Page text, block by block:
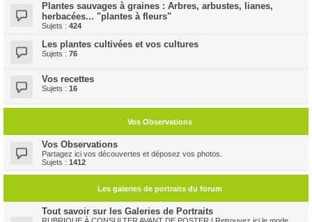
Plantes sauvages à graines : Arbres, arbustes, lianes,
herbacées... "plantes à fleurs"
Sujets : 424
Les plantes cultivées et vos cultures
Sujets : 76
Vos recettes
Sujets : 16
Vos Observations
Vos Observations
Partagez ici vos découvertes et déposez vos photos.
Sujets : 1412
Les galeries de portraits du forum
Tout savoir sur les Galeries de Portraits